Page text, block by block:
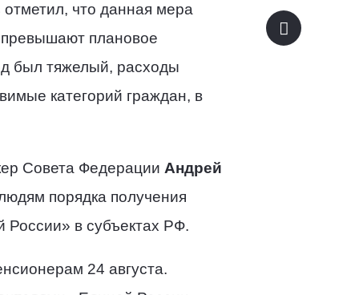
отметил, что данная мера
плановое
был тяжелый, расходы
категорий граждан, в
Совета Федерации Андрей
порядка получения
в субъектах РФ.
24 августа.